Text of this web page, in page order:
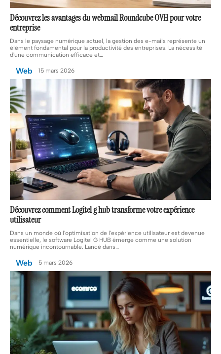
Découvrez les avantages du webmail Roundcube OVH pour votre
entreprise
Dans le paysage numérique actuel, la gestion des e-mails représente un
élément fondamental pour la productivité des entreprises. La nécessité
d'une communication efficace et…
Web 15 mars 2026
Découvrez comment Logitel g hub transforme votre expérience
utilisateur
Dans un monde où l'optimisation de l'expérience utilisateur est devenue
essentielle, le software Logitel G HUB émerge comme une solution
numérique incontournable. Lancé dans
Web 5 mars 2026